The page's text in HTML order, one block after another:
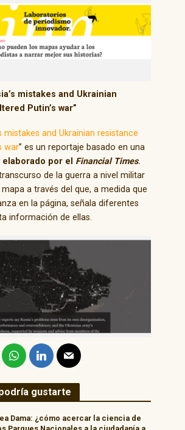
mistakes and Ukrainian
Putin’s war”
mistakes and Ukrainian resistance
war” es un reportaje basado en una
por el Financial Times.
de la guerra a nivel militar
a través del que, a medida que
en la página, señala diferentes
información de ellas.
gustarte
Dama: ¿cómo acercar la ciencia de